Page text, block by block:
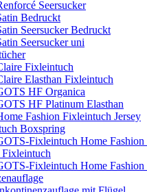
Seersucker
Bedruckt
Seersucker Bedruckt
Seersucker uni
Fixleintuch
Elasthan Fixleintuch
HF Organica
HF Platinum Elasthan
Fashion Fixleintuch Jersey
Boxspring
Fixleintuch Home Fashion
Fixleintuch
Fixleintuch Home Fashion